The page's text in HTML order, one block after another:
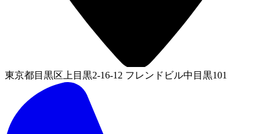
東京都目黒区上目黒2-16-12 フレンドビル中目黒101